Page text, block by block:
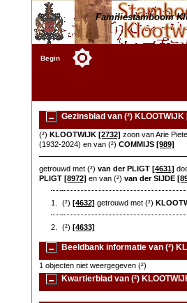
Familiestamboom
Begin
Gezinsblad van (²) KLOOTWIJK
(²) KLOOTWIJK [2732] zoon van Arie
(1932-2024) en van (²) COMMIJS [989]
getrouwd met (²) van der PLIGT [4631]
PLIGT [8972] en van (²) van der SIJDE
1. (²)[4632] getrouwd met (²)
2. (²)[4633]
Beeldbank informatie van (²)
1 objecten niet weergegeven (²)
Kwartierblad van (²)